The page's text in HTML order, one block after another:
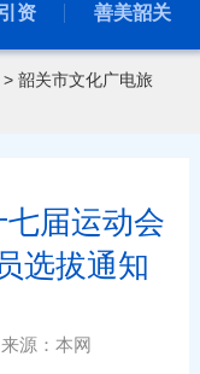
资 善美韶关
> 韶关市文化广电旅
届运动会
选拔通知
来源： 本网